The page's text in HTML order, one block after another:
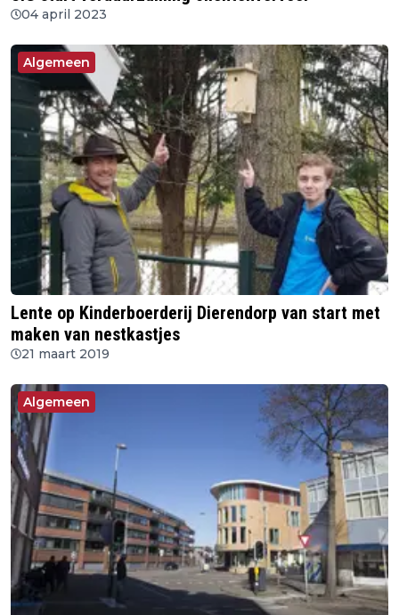
04 april 2023
Algemeen
Lente op Kinderboerderij Dierendorp van start met
maken van nestkastjes
21 maart 2019
Algemeen